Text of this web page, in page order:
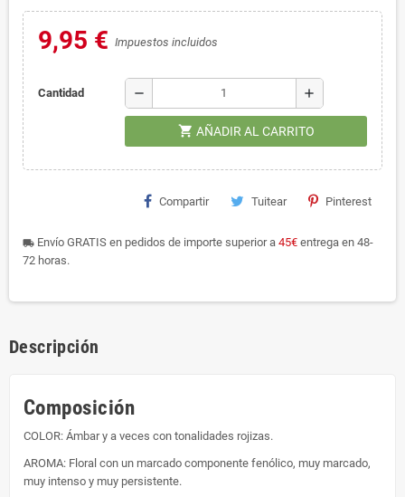
9,95 € Impuestos incluidos
Cantidad remove add
shopping_cart AÑADIR AL CARRITO
Compartir Tuitear Pinterest
local_shipping Envío GRATIS en pedidos de importe superior a 45€ entrega en 48-
72 horas.
Descripción
Composición
COLOR: Ámbar y a veces con tonalidades rojizas.
AROMA: Floral con un marcado componente fenólico, muy marcado,
muy intenso y muy persistente.